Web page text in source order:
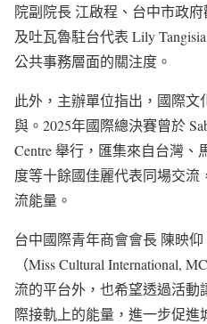
院副院長 江啟程、台中市政
及吐瓦魯駐台代表 Lily
公共事務層面的關注度。
此外，主辦單位指出，國際
與。2025年國際總決賽曾於
Centre 舉行，匯集來自台灣
度等十餘國佳麗代表同場交
流能量。
台中國際青年商會會長 陳映
（Miss Cultural International,
流的平台外，也希望透過活動
際接軌上的能量，進一步促進